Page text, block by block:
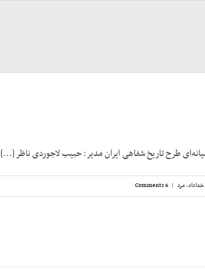
طرح تاریخ شفاهی ایران مدیر: حبیب لاجوردی ناظر [...]
خداداد,مرد |
6 Comments